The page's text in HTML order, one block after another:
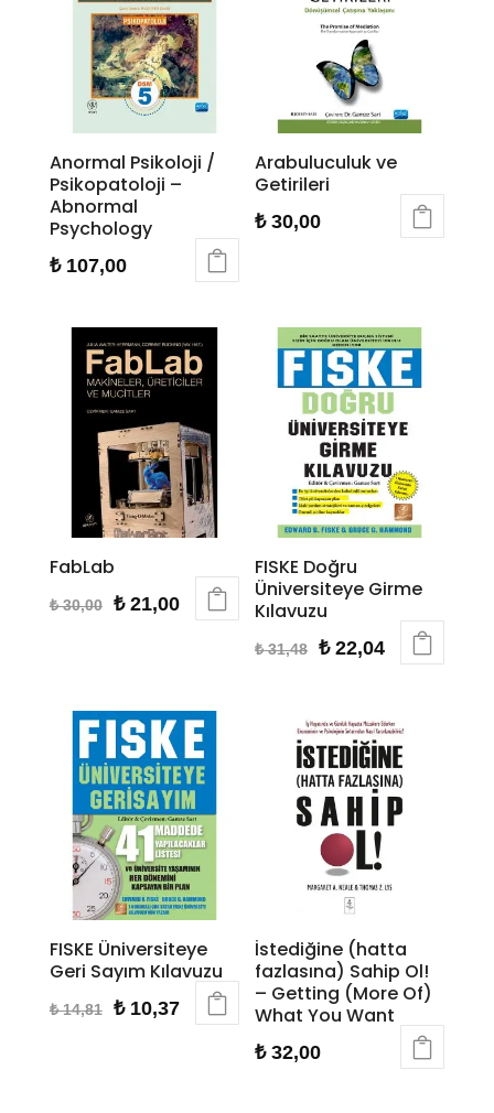
Anormal Psikoloji /
Psikopatoloji –
Abnormal
Psychology
₺107,00
Arabuluculuk ve
Getirileri
₺30,00
FabLab
₺30,00
Orijinal
₺21,00Şu
FISKE Doğru
Üniversiteye Girme
Kılavuzu
₺31,48
Orijinal
₺22,04Şu
₺ 22,04.
FISKE Üniversiteye
Geri Sayım Kılavuzu
₺14,81
Orijinal
₺10,37Şu
İstediğine (hatta
fazlasına) Sahip Ol!
– Getting (More Of)
What You Want
₺32,00